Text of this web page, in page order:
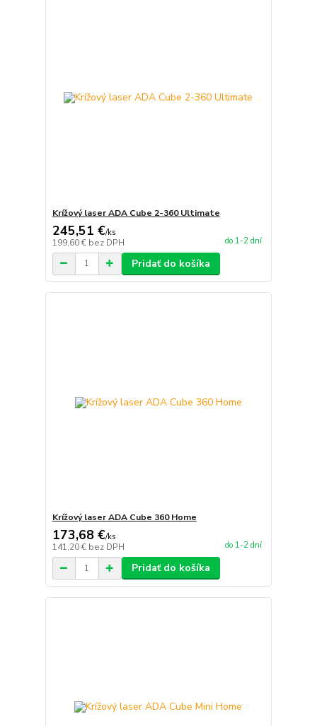
Krížový laser ADA Cube 2-360 Ultimate
245,51 €/ks
199,60 € bez DPH do 1-2 dní
Pridať do košíka
Krížový laser ADA Cube 360 Home
173,68 €/ks
141,20 € bez DPH do 1-2 dní
Pridať do košíka